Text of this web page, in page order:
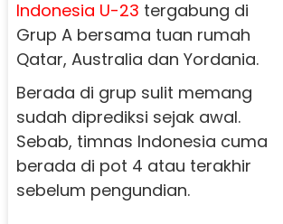
Indonesia U-23 tergabung di
Grup A bersama tuan rumah
Qatar, Australia dan Yordania.
Berada di grup sulit memang
sudah diprediksi sejak awal.
Sebab, timnas Indonesia cuma
berada di pot 4 atau terakhir
sebelum pengundian.